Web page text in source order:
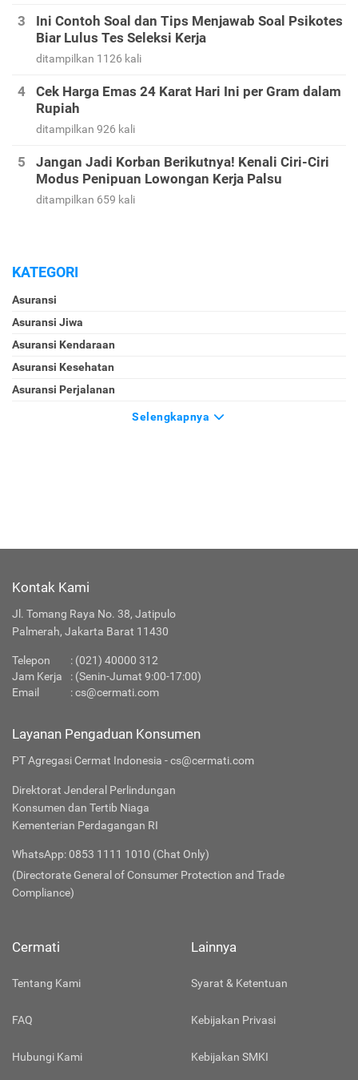
Ini Contoh Soal dan Tips Menjawab Soal Psikotes
Biar Lulus Tes Seleksi Kerja
ditampilkan 1126 kali
Cek Harga Emas 24 Karat Hari Ini per Gram dalam
Rupiah
ditampilkan 926 kali
Jangan Jadi Korban Berikutnya! Kenali Ciri-Ciri
Modus Penipuan Lowongan Kerja Palsu
ditampilkan 659 kali
KATEGORI
Asuransi
Asuransi Jiwa
Asuransi Kendaraan
Asuransi Kesehatan
Asuransi Perjalanan
Selengkapnya
Kontak Kami
Jl. Tomang Raya No. 38, Jatipulo
Palmerah, Jakarta Barat 11430
Telepon : (021) 40000 312
Jam Kerja
: (Senin-Jumat 9:00-17:00)
Email
:cs@cermati.com
Layanan Pengaduan Konsumen
PT Agregasi Cermat Indonesia - cs@cermati.com
Direktorat Jenderal Perlindungan
Konsumen dan Tertib Niaga
Kementerian Perdagangan RI
WhatsApp: 0853 1111 1010 (Chat Only)
(Directorate General of Consumer Protection and Trade
Compliance)
Cermati
Tentang Kami
FAQ
Hubungi Kami
Lainnya
Syarat & Ketentuan
Kebijakan Privasi
Kebijakan SMKI